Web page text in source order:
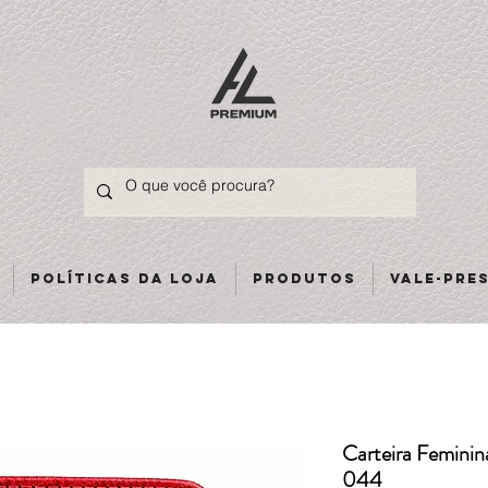
Políticas da loja Produtos Vale-
Carteira
044